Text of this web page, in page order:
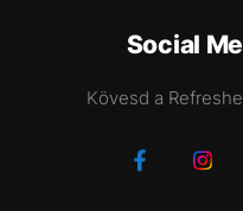
Social
Kövesd a